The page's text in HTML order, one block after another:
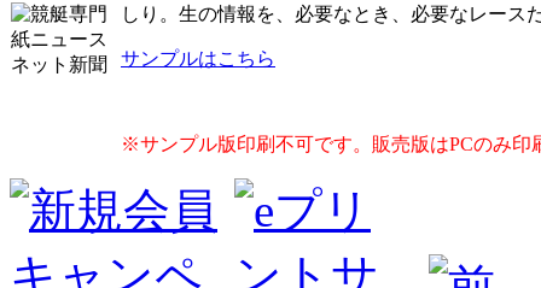
しり。生の情報を、必要なとき、必要なレース
サンプルはこちら
※サンプル版印刷不可です。販売版はPCのみ印